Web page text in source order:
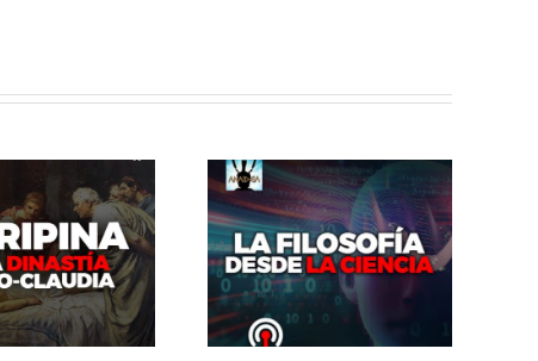
El Abrazo del
Oso. La
Filosofía
desde la
Ciencia
El Abrazo del
Oso. El imperio
Persa II: El
imperio Parto